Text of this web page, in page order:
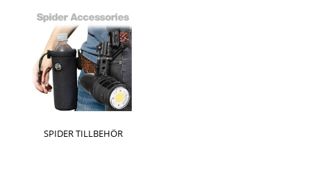
SPIDER TILLBEHÖR